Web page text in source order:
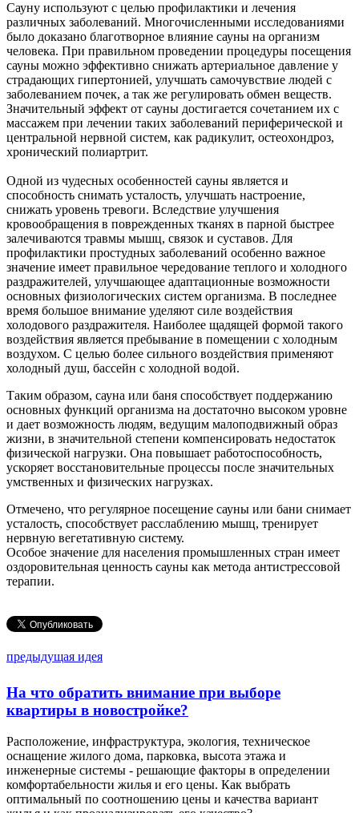
Сауну используют с целью профилактики и лечения
различных заболеваний. Многочисленными исследованиями
было доказано благотворное влияние сауны на организм
человека. При правильном проведении процедуры посещения
сауны можно эффективно снижать артериальное давление у
страдающих гипертонией, улучшать самочувствие людей с
заболеванием почек, а так же регулировать обмен веществ.
Значительный эффект от сауны достигается сочетанием их с
массажем при лечении таких заболеваний периферической и
центральной нервной систем, как радикулит, остеохондроз,
хронический полиартрит.
Одной из чудесных особенностей сауны является и
способность снимать усталость, улучшать настроение,
снижать уровень тревоги. Вследствие улучшения
кровообращения в поврежденных тканях в парной быстрее
залечиваются травмы мышц, связок и суставов. Для
профилактики простудных заболеваний особенно важное
значение имеет правильное чередование теплого и холодного
раздражителей, улучшающее адаптационные возможности
основных физиологических систем организма. В последнее
время большое внимание уделяют силе воздействия
холодового раздражителя. Наиболее щадящей формой такого
воздействия является пребывание в помещении с холодным
воздухом. С целью более сильного воздействия применяют
холодный душ, бассейн с холодной водой.
Таким образом, сауна или баня способствует поддержанию
основных функций организма на достаточно высоком уровне
и дает возможность людям, ведущим малоподвижный образ
жизни, в значительной степени компенсировать недостаток
физической нагрузки. Она повышает работоспособность,
ускоряет восстановительные процессы после значительных
умственных и физических нагрузках.
Отмечено, что регулярное посещение сауны или бани снимает
усталость, способствует расслаблению мышц, тренирует
нервную вегетативную систему.
Особое значение для населения промышленных стран имеет
оздоровительная ценность сауны как метода антистрессовой
терапии.
предыдущая идея
На что обратить внимание при выборе
квартиры в новостройке?
Расположение, инфраструктура, экология, техническое
оснащение жилого дома, парковка, высота этажа и
инженерные системы - решающие факторы в определении
комфортабельности жилья и его цены. Как выбрать
оптимальный по соотношению цены и качества вариант